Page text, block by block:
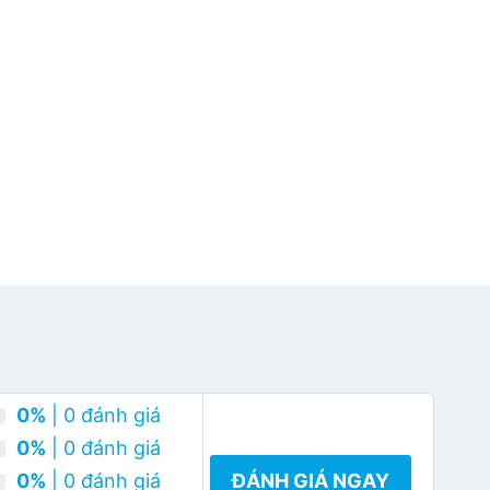
0% | 0 đánh giá
0% | 0 đánh giá
0% | 0 đánh giá
ĐÁNH GIÁ NGAY